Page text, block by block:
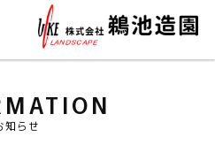
知らせ